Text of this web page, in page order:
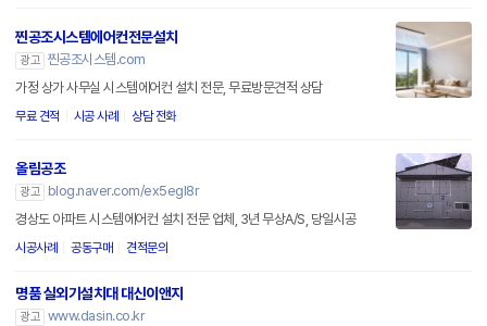
찐공조시스템에어컨전문설치
광고 찐공조시스템.com
가정 상가 사무실 시스템에어컨 설치 전문, 무료방문견적 상담
무료 견적 시공 사례 상담 전화
올림공조
광고
blog.naver.com/ex5egl8r
경상도 아파트 시스템에어컨 설치 전문 업체, 3년 무상A/S, 당일시공
시공사례 공동구매 견적문의
명품 실외기설치대 대신이앤지
광고 www.dasin.co.kr